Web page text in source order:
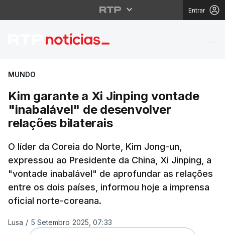
Entrar
Kim garante a Xi
MUNDO
Kim garante a Xi Jinping vontade
"inabalável" de desenvolver
relações bilaterais
O líder da Coreia do Norte, Kim Jong-un,
expressou ao Presidente da China, Xi Jinping, a
"vontade inabalável" de aprofundar as relações
entre os dois países, informou hoje a imprensa
oficial norte-coreana.
Lusa / 5 Setembro 2025, 07:33